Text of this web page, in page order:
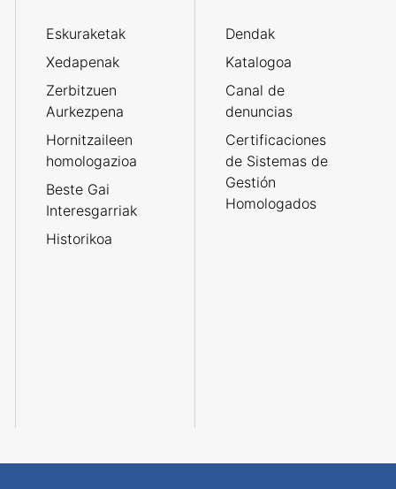
Eskuraketak
Xedapenak
Zerbitzuen
Aurkezpena
Hornitzaileen
homologazioa
Beste Gai
Interesgarriak
Historikoa
Dendak
Katalogoa
Canal de
denuncias
Certificaciones
de Sistemas de
Gestión
Homologados